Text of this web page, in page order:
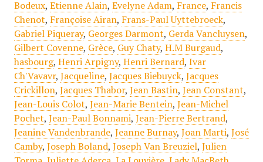
Bodeux, Etienne Alain, Evelyne Adam, France, Francis
Chenot, Françoise Airan, Frans-Paul Uyttebroeck,
Gabriel Piqueray, Georges Darmont, Gerda Vancluysen,
Gilbert Covenne, Grèce, Guy Chaty, H.M Burgaud,
hasbourg, Henri Arpigny, Henri Bernard, Ivar
Ch'Vavavr, Jacqueline, Jacques Biebuyck, Jacques
Crickillon, Jacques Thabor, Jean Bastin, Jean Constant,
Jean-Louis Colot, Jean-Marie Bentein, Jean-Michel
Pochet, Jean-Paul Bonnami, Jean-Pierre Bertrand,
Jeanine Vandenbrande, Jeanne Burnay, Joan Marti, José
Camby, Joseph Boland, Joseph Van Breuziel, Julien